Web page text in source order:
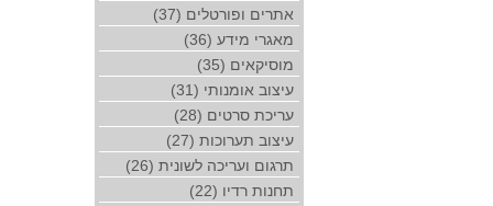
אתרים ופורטלים (37)
מאגרי מידע (36)
מוסיקאים (35)
עיצוב אומנותי (31)
עריכת סרטים (28)
עיצוב תערוכות (27)
תרגום ועריכה לשונית (26)
תחנות רדיו (22)